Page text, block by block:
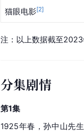
猫眼电影[2]
注：以上数据截至
分集剧情
第1集
1925年春，孙中山先